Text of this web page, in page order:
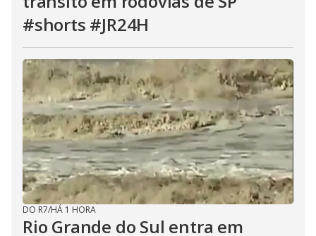
#shorts #JR24H
DO R7/HÁ 1 HORA
Rio Grande do Sul entra em